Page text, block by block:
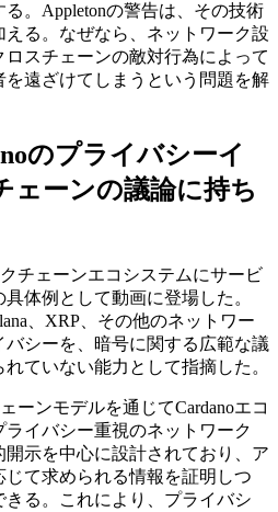
。Appletonの警告は、その技術
る。なぜなら、ネットワーク設
スチェーンの敵対行為によって
遠ざけてしまうという問題を解
のプライバシーイ
ェーンの議論に持ち
チェーンエコシステムにサービ
体例として動画に登場した。
、XRP、その他のネットワー
シーを、暗号に関する広範な議
ていない能力として指摘した。
ーンモデルを通じてCardanoエコ
イバシー重視のネットワーク
示を中心に設計されており、ア
て求められる情報を証明しつ
る。これにより、プライバシ